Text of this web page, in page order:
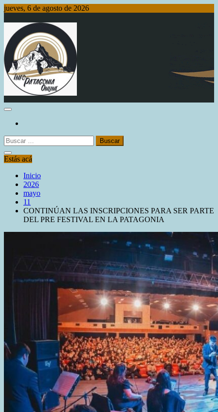
Saltar
contenido
jueves, 6 de agosto de 2026
Info Patagonia Online
Buscar:
Estás acá
Inicio
2026
mayo
11
CONTINÚAN LAS INSCRIPCIONES PARA SER PARTE
DEL PRE FESTIVAL EN LA PATAGONIA